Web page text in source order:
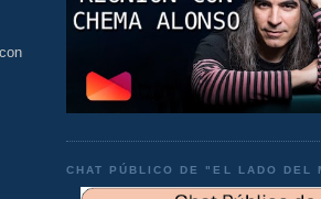
CHAT PÚBLICO DE "EL LADO DEL